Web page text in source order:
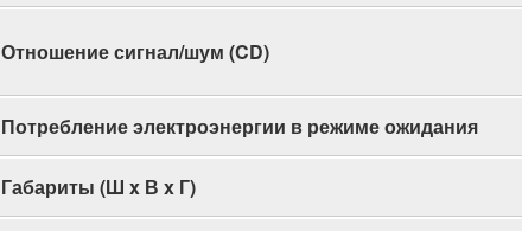
Отношение сигнал/шум (CD)
Потребление электроэнергии в режиме ожидания
Габариты (Ш x В x Г)